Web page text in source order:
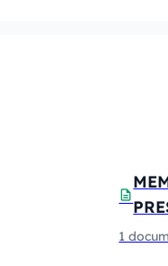
description
1